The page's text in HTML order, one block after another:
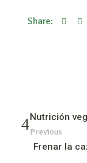
Share:
Nutrición
Previous
Frenar la